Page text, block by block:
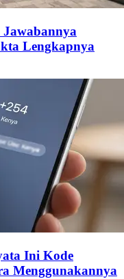
Jawabannya
Lengkapnya
Ini Kode
Menggunakannya